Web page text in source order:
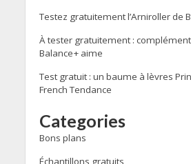
Testez gratuitement l’Arniroller de
À tester gratuitement :
Balance+ aime
Test gratuit : un baume à lèvres
French Tendance
Categories
Bons plans
Échantillons gratuits